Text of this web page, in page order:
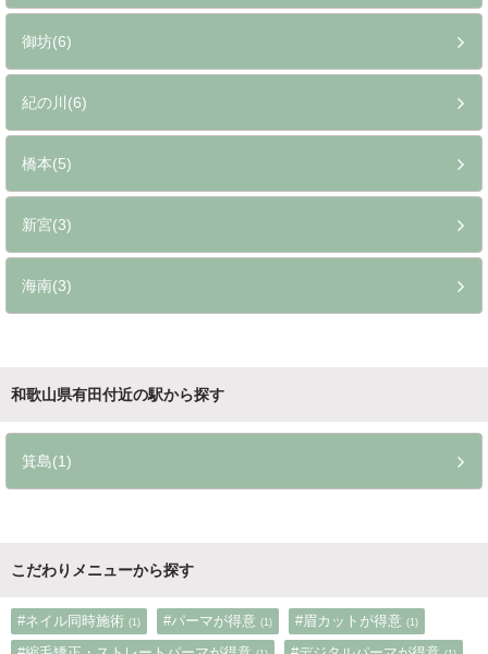
御坊(6)
紀の川(6)
橋本(5)
新宮(3)
海南(3)
和歌山県有田付近の駅から探す
箕島(1)
こだわりメニューから探す
#ネイル同時施術 (1) #パーマが得意 (1) #眉カットが得意 (1)